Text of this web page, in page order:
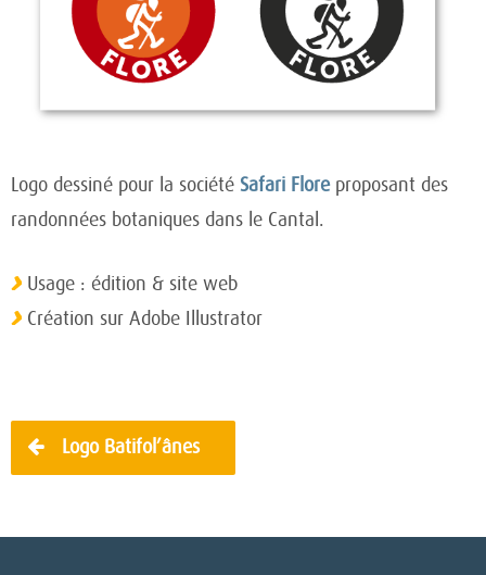
Logo dessiné pour la société Safari Floreproposant des
randonnées botaniques dans le Cantal.
Usage : édition & site web
Création sur Adobe Illustrator
Navigation
de
l’article
Logo Batifol’ânes